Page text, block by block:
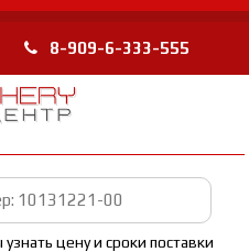
8-909-6-333-555
цену и сроки поставки